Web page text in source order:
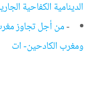
الدينامية الكفاحية
-من أجل تجاوز
ومغرب الكادحين- ات